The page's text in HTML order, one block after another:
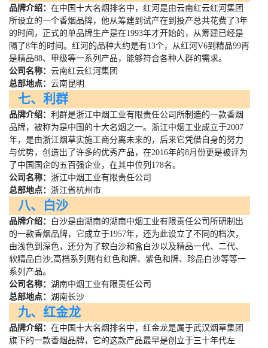
品牌介绍： 在中国十大名烟排名中，红河是由云南红云红河集团
所设立的一个香烟品牌，他从筹建到试产在到投产总共花费了3年
的时间，正式的单品牌生产是在1993年才开始的，从筹建已经是
隔了8年的时间。红河的品种大约是有13个，从红河 V6到精品99再
是精品88、甲级等一系列产品，能够符合各种人群的需求。
公司名称： 云南红云红河集团
总部地点： 云南昆明
七、利群
品牌介绍： 利群是浙江中烟工业有限责任公司所制造的一款香烟
品牌，被称为是中国的十大名烟之一。浙江中烟工业成立于2007
年，是由浙江烟草实施工商分离未来的，后来它凭借自身的努力
与优势，创造出了许多的优秀产品，在2016年的8月份更是被评为
了中国国企的五百强企业，在其中位列 178名。
公司名称： 浙江中烟工业有限责任公司
总部地点： 浙江省杭州市
八、白沙
品牌介绍：
白沙是由湖南的湖南中烟工业有限责任公司所研制出
的一款香烟品牌，它成立于1957年，还为此设立了不同的档次，
由浅色到深色，还分为了软白沙和盒白沙以及精品一代、二代、
软精品白沙;高档系列则有红色和牌、紫色和牌、珍品白沙等等一
系列产品。
公司名称： 湖南中烟工业有限责任公司
总部地点： 湖南长沙
九、红金龙
品牌介绍： 在中国十大名烟排名中，红金龙是属于武汉烟草集团
旗下的一款香烟品牌，它的这款产品最早是创立于三十年代左